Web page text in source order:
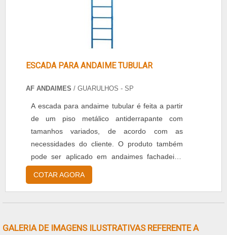
ESCADA PARA ANDAIME TUBULAR
AF ANDAIMES / GUARULHOS - SP
A escada para andaime tubular é feita a partir
de um piso metálico antiderrapante com
tamanhos variados, de acordo com as
necessidades do cliente. O produto também
pode ser aplicado em andaimes fachadeiro,
fabricado dentro dos padrões ABNT,
confeccionado em chapa de aço, fina quente
1,00mt x 1,00mt , confeccionado e....
COTAR AGORA
GALERIA DE IMAGENS ILUSTRATIVAS REFERENTE A